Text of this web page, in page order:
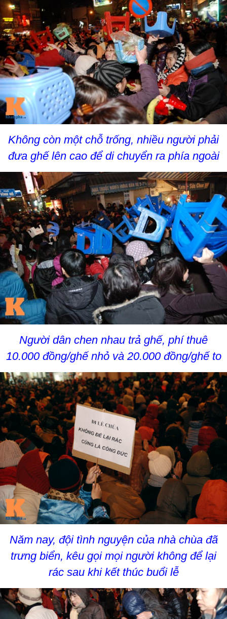
Không còn một chỗ trống, nhiều người phải
đưa ghế lên cao để di chuyển ra phía ngoài
Người dân chen nhau trả ghế, phí thuê
10.000 đồng/ghế nhỏ và 20.000 đồng/ghế to
Năm nay, đội tình nguyện của nhà chùa đã
trưng biển, kêu gọi mọi người không để lại
rác sau khi kết thúc buổi lễ